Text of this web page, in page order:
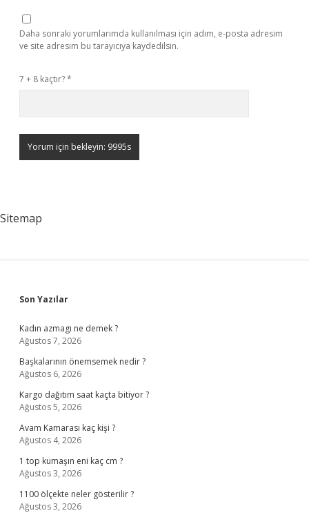
Daha sonraki yorumlarımda kullanılması için adım, e-posta adresim
ve site adresim bu tarayıcıya kaydedilsin.
7 + 8 kaçtır?*
Sitemap
Sidebar
Son Yazılar
Kadın azmagı ne demek ?
Ağustos 7, 2026
Başkalarının önemsemek nedir ?
Ağustos 6, 2026
Kargo dağıtım saat kaçta bitiyor ?
Ağustos 5, 2026
Avam Kamarası kaç kişi ?
Ağustos 4, 2026
1 top kumaşın eni kaç cm ?
Ağustos 3, 2026
1100 ölçekte neler gösterilir ?
Ağustos 3, 2026